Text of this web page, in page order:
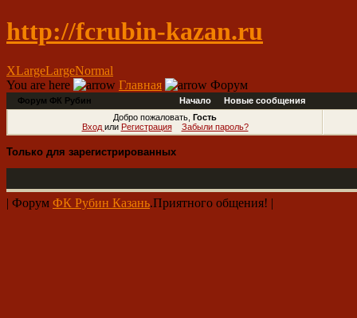
http://fcrubin-kazan.ru
XLargeLargeNormal
You are here
Главная Форум
Форум ФК Рубин Начало
Новые сообщения
Добро пожаловать, Гость
Вход или Регистрация Забыли пароль?
Только для зарегистрированных
| Форум ФК Рубин Казань.Приятного общения! |